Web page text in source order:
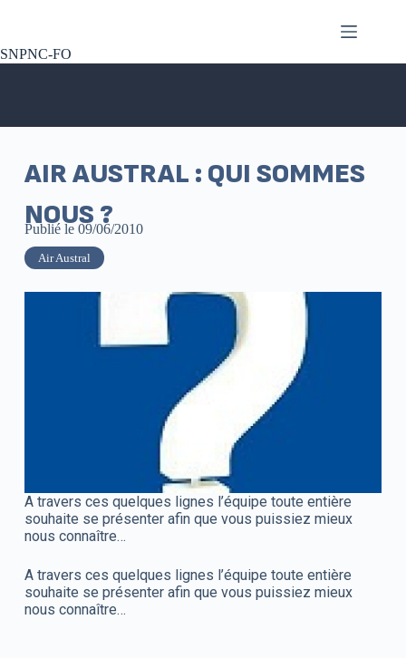
SNPNC-FO
AIR AUSTRAL : QUI SOMMES
NOUS ?
Publié le 09/06/2010
Air Austral
A travers ces quelques lignes l’équipe toute entière
souhaite se présenter afin que vous puissiez mieux
nous connaître…
A travers ces quelques lignes l’équipe toute entière
souhaite se présenter afin que vous puissiez mieux
nous connaître…